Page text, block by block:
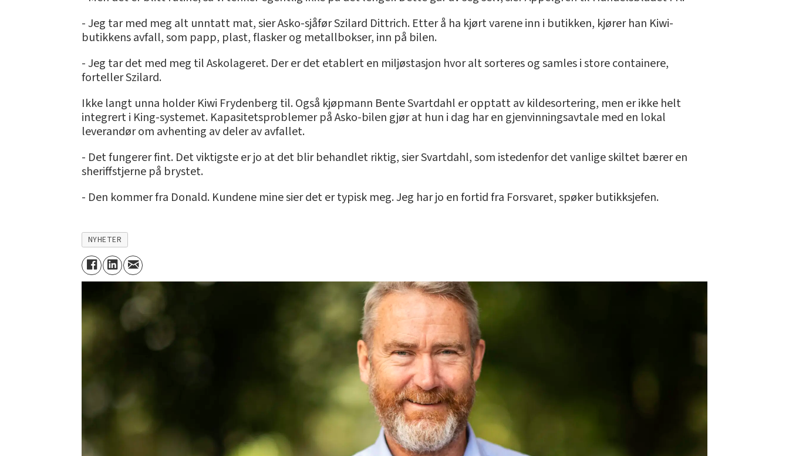
- Jeg tar med meg alt unntatt mat, sier Asko-sjåfør Szilard Dittrich. Etter å ha kjørt varene inn i butikken, kjører han Kiwi-
butikkens avfall, som papp, plast, flasker og metallbokser, inn på bilen.
- Jeg tar det med meg til Askolageret. Der er det etablert en miljøstasjon hvor alt sorteres og samles i store containere,
forteller Szilard.
Ikke langt unna holder Kiwi Frydenberg til. Også kjøpmann Bente Svartdahl er opptatt av kildesortering, men er ikke helt
integrert i King-systemet. Kapasitetsproblemer på Asko-bilen gjør at hun i dag har en gjenvinningsavtale med en lokal
leverandør om avhenting av deler av avfallet.
- Det fungerer fint. Det viktigste er jo at det blir behandlet riktig, sier Svartdahl, som istedenfor det vanlige skiltet bærer en
sheriffstjerne på brystet.
- Den kommer fra Donald. Kundene mine sier det er typisk meg. Jeg har jo en fortid fra Forsvaret, spøker butikksjefen.
NYHETER